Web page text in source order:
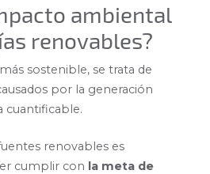
ambiental
renovables?
sostenible, se trata de
por la generación
cuantificable.
renovables es
cumplir con la meta de